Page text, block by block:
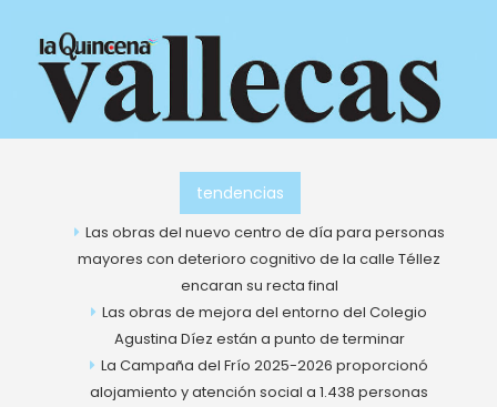
contenido
tendencias
Las obras del nuevo centro de día para personas
mayores con deterioro cognitivo de la calle Téllez
encaran su recta final
Las obras de mejora del entorno del Colegio
Agustina Díez están a punto de terminar
La Campaña del Frío 2025-2026 proporcionó
alojamiento y atención social a 1.438 personas